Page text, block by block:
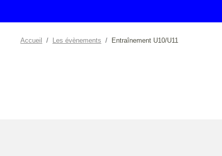
Accueil Les évènements Entraînement U10/U11